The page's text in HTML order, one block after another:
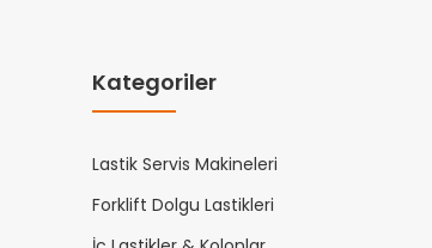
Kategoriler
Lastik Servis Makineleri
Forklift Dolgu Lastikleri